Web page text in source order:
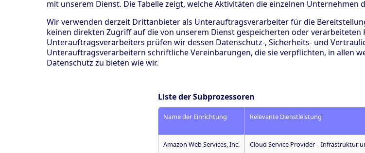
mit unserem Dienst. Die Tabelle zeigt, welche Aktivitäten die einzelnen
Wir verwenden derzeit Drittanbieter als Unterauftragsverarbeiter für die
keinen direkten Zugriff auf die von unserem Dienst gespeicherten oder
Unterauftragsverarbeiters prüfen wir dessen Datenschutz-, Sicherheits- und
Unterauftragsverarbeitern schriftliche Vereinbarungen, die sie verpflichten, in allen
Datenschutz zu bieten wie wir.
Liste der Subprozessoren
Name der Einrichtung Relevante Dienstleistung
Amazon Web Services, Inc. Cloud Service Provider – Infrastruktur